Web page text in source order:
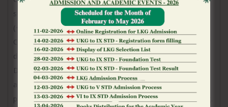
support the video tag. Barnkings PlayPearls Prefiero
(+1) Vete al carajo hijo de una cabra gusta (+3)
Competir gratis Cargando vista previa. Your browser
does not support the video tag. Juicebox PlayPearls
Deseo que (+1) Vete al carajo hijo de una cabra
agrada (+3) Participar regalado Cargando vista
previa. Your browser does not support the video tag.